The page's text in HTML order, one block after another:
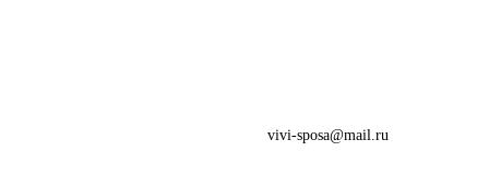
vivi-sposa@mail.ru